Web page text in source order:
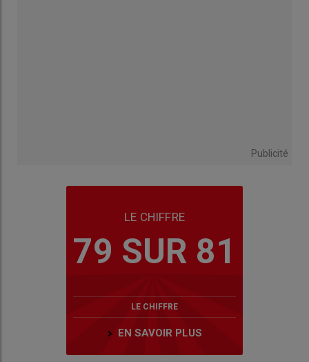
Publicité
LE CHIFFRE
79 SUR 81
LE CHIFFRE
EN SAVOIR PLUS